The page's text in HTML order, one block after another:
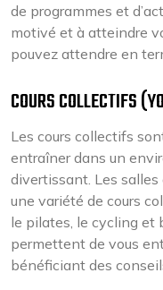
de programmes et
motivé et à atteindre
pouvez attendre en
COURS COLLECTIFS
Les cours collectifs
entraîner dans un
divertissant. Les
une variété de cours
le pilates, le cycling et
permettent de vous
bénéficiant des